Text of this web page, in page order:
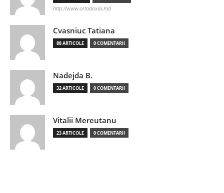
http://www.ortodoxia.md
Cvasniuc Tatiana
88 ARTICOLE 0 COMENTARII
Nadejda B.
32 ARTICOLE 0 COMENTARII
Vitalii Mereutanu
23 ARTICOLE 0 COMENTARII